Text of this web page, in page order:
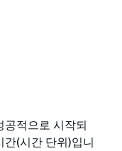
공적으로 시작되
(시간 단위)입니